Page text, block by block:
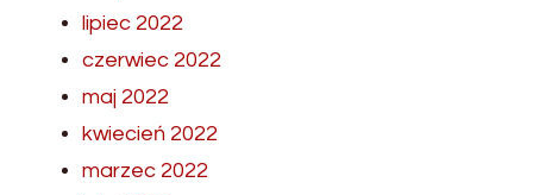
lipiec 2022
czerwiec 2022
maj 2022
kwiecień 2022
marzec 2022